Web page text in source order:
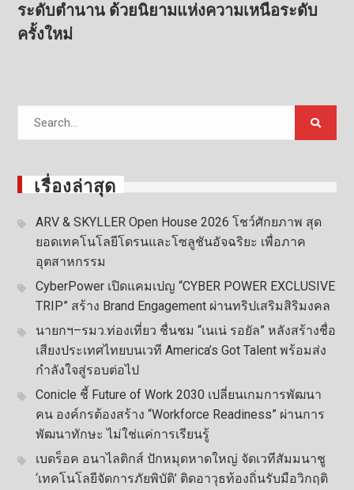
ระดับตำนาน ด้วยนิยามแห่งความเหนือระดับ
ครั้งใหม่
Search
เรื่องล่าสุด
ARV & SKYLLER Open House 2026 โชว์ศักยภาพ สุด
ยอดเทคโนโลยีโดรนและโซลูชันอัจฉริยะ เพื่อภาค
อุตสาหกรรม
CyberPower เปิดแคมเปญ “CYBER POWER EXCLUSIVE
TRIP” สร้าง Brand Engagement ผ่านทริปเสริมสิริมงคล
นายกฯ–รมว.ท่องเที่ยว ชื่นชม “เนเน่ รอยัล” หลังสร้างชื่อ
เสียงประเทศไทยบนเวที America’s Got Talent พร้อมส่ง
กำลังใจสู่รอบต่อไป
Conicle ชี้ Future of Work 2030 เปลี่ยนเกมการพัฒนา
คน องค์กรต้องสร้าง “Workforce Readiness” ผ่านการ
พัฒนาทักษะ ไม่ใช่แค่การเรียนรู้
เบดร็อค อนาไลติกส์ ปักหมุดหาดใหญ่ จัดเวทีสัมมนาชู
‘เทคโนโลยีจัดการภัยพิบัติ’ ติดอาวุธท้องถิ่นรับมือวิกฤติ